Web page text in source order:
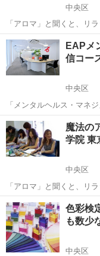
中央区
「アロマ」と聞くと、リ
連想しがちですが、エッ
パワーを秘め、私たちの
テラピーの歴史は古く、
東京 中央区
EAPメ
信コー
中央区
「メンタルヘルス・マネ
ースです。部下が不調に
ルや、不調が見受けられ
滑に行えるスキルを習得し
東京 中央区 その他
魔法の
学院 東
中央区
「アロマ」と聞くと、リ
連想しがちですが、エッ
パワーを秘め、私たちの
テラピーの歴史は古く、
東京 中央区 その他
色彩検
も数少
中央区